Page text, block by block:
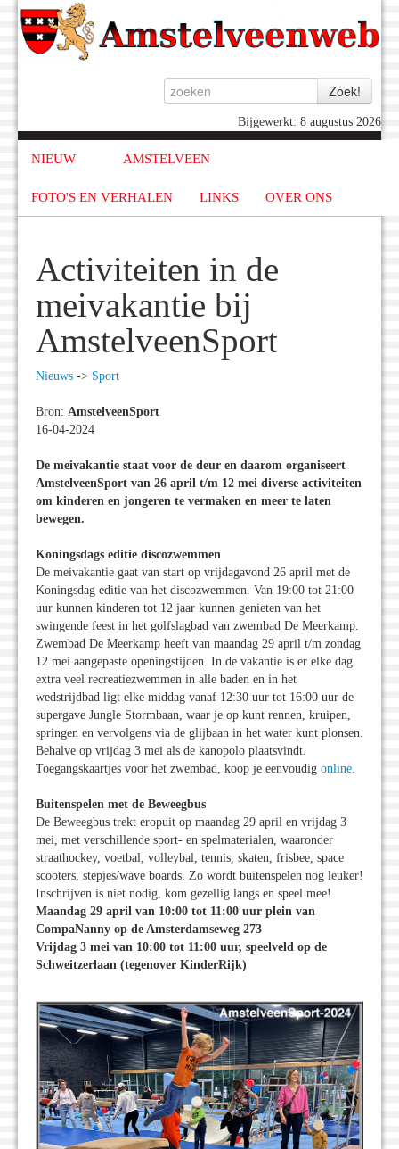
Bijgewerkt: 8 augustus 2026
NIEUW AMSTELVEEN
FOTO'S EN VERHALEN LINKS OVER ONS
Activiteiten in de
meivakantie bij
AmstelveenSport
Nieuws -> Sport
Bron: AmstelveenSport
16-04-2024
De meivakantie staat voor de deur en daarom organiseert
AmstelveenSport van 26 april t/m 12 mei diverse activiteiten
om kinderen en jongeren te vermaken en meer te laten
bewegen.
Koningsdags editie discozwemmen
De meivakantie gaat van start op vrijdagavond 26 april met de
Koningsdag editie van het discozwemmen. Van 19:00 tot 21:00
uur kunnen kinderen tot 12 jaar kunnen genieten van het
swingende feest in het golfslagbad van zwembad De Meerkamp.
Zwembad De Meerkamp heeft van maandag 29 april t/m zondag
12 mei aangepaste openingstijden. In de vakantie is er elke dag
extra veel recreatiezwemmen in alle baden en in het
wedstrijdbad ligt elke middag vanaf 12:30 uur tot 16:00 uur de
supergave Jungle Stormbaan, waar je op kunt rennen, kruipen,
springen en vervolgens via de glijbaan in het water kunt plonsen.
Behalve op vrijdag 3 mei als de kanopolo plaatsvindt.
Toegangskaartjes voor het zwembad, koop je eenvoudig online.
Buitenspelen met de Beweegbus
De Beweegbus trekt eropuit op maandag 29 april en vrijdag 3
mei, met verschillende sport- en spelmaterialen, waaronder
straathockey, voetbal, volleybal, tennis, skaten, frisbee, space
scooters, stepjes/wave boards. Zo wordt buitenspelen nog leuker!
Inschrijven is niet nodig, kom gezellig langs en speel mee!
Maandag 29 april van 10:00 tot 11:00 uur plein van
CompaNanny op de Amsterdamseweg 273
Vrijdag 3 mei van 10:00 tot 11:00 uur, speelveld op de
Schweitzerlaan (tegenover KinderRijk)